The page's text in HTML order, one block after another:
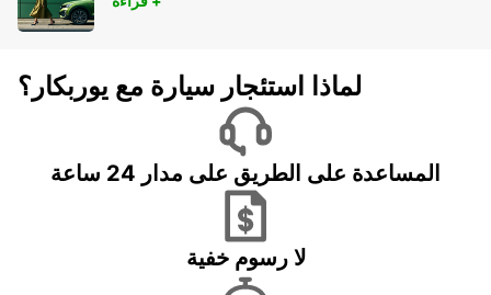
لماذا استئجار سيارة مع يوربكار؟
المساعدة على الطريق على مدار 24 ساعة
لا رسوم خفية